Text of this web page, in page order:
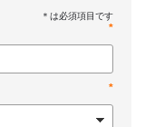
「ISO30414」
日本の動向
*
*